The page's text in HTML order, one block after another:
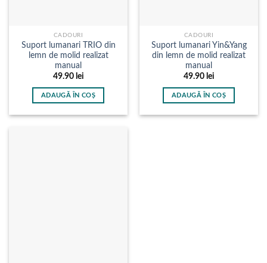
CADOURI
Suport lumanari TRIO din
lemn de molid realizat
manual
49.90 lei
ADAUGĂ ÎN COȘ
CADOURI
Suport lumanari Yin&Yang
din lemn de molid realizat
manual
49.90 lei
ADAUGĂ ÎN COȘ